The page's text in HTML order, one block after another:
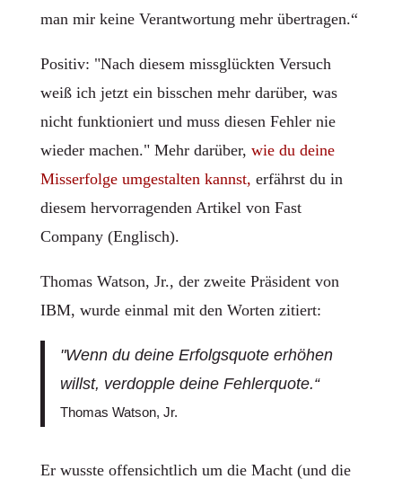
man mir keine Verantwortung mehr übertragen.“
Positiv: "Nach diesem missglückten Versuch
weiß ich jetzt ein bisschen mehr darüber, was
nicht funktioniert und muss diesen Fehler nie
wieder machen." Mehr darüber, wie du deine
Misserfolge umgestalten kannst, erfährst du in
diesem hervorragenden Artikel von Fast
Company (Englisch).
Thomas Watson, Jr., der zweite Präsident von
IBM, wurde einmal mit den Worten zitiert:
"Wenn du deine Erfolgsquote erhöhen
willst, verdopple deine Fehlerquote.“
Thomas Watson, Jr.
Er wusste offensichtlich um die Macht (und die